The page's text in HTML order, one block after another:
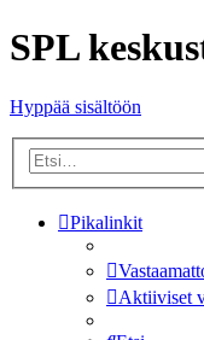
SPL
Hyppää sisältöön
Pikalinkit
Aktiiviset